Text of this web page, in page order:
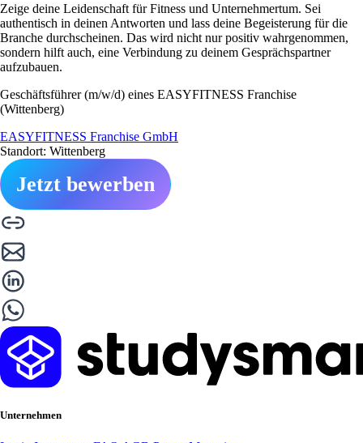
Zeige deine Leidenschaft für Fitness und Unternehmertum. Sei
authentisch in deinen Antworten und lass deine Begeisterung für die
Branche durchscheinen. Das wird nicht nur positiv wahrgenommen,
sondern hilft auch, eine Verbindung zu deinem Gesprächspartner
aufzubauen.
Geschäftsführer (m/w/d) eines EASYFITNESS Franchise
(Wittenberg)
EASYFITNESS Franchise GmbH
Standort: Wittenberg
Jetzt bewerben
Unternehmen